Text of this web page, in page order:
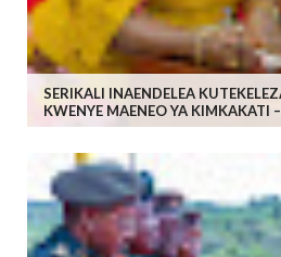
SERIKALI INAENDELEA
KWENYE MAENEO YA KIMKAKATI